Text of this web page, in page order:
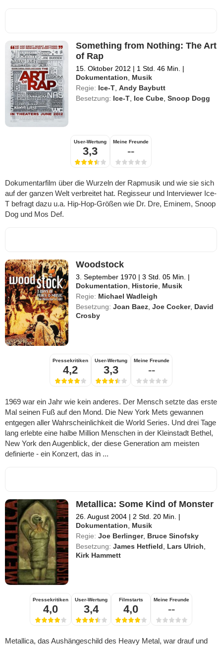
Something from Nothing: The Art
of Rap
15. Oktober 2012 | 1 Std. 46 Min. |
Dokumentation
Musik
Regie: Ice-T ,Andy Baybutt
Besetzung: Ice-T Ice Cube ,Snoop Dogg
User-Wertung
3,3
Meine Freunde
--
Dokumentarfilm über die Wurzeln der Rapmusik und wie sie sich
auf der ganzen Welt verbreitet hat. Regisseur und Interviewer Ice-
T befragt dazu u.a. Hip-Hop-Größen wie Dr. Dre, Eminem, Snoop
Dog und Mos Def.
Woodstock
3. September 1970 | 3 Std. 05 Min. |
Dokumentation
Historie Musik
Regie: Michael Wadleigh
Besetzung: Joan Baez ,Joe Cocker, David
Crosby
Pressekritiken
4,2
User-Wertung
3,3
Meine Freunde
--
1969 war ein Jahr wie kein anderes. Der Mensch setzte das erste
Mal seinen Fuß auf den Mond. Die New York Mets gewannen
entgegen aller Wahrscheinlichkeit die World Series. Und drei Tage
lang erlebte eine halbe Million Menschen in der Kleinstadt Bethel,
New York den Augenblick, der diese Generation am meisten
definierte - ein Konzert, das in ...
Metallica: Some Kind of Monster
26. August 2004 | 2 Std. 20 Min. |
Dokumentation
Musik
Regie: Joe Berlinger, Bruce Sinofsky
Besetzung: James Hetfield Lars Ulrich
Kirk Hammett
Pressekritiken
4,0
User-Wertung
3,4
Filmstarts
4,0
Meine Freunde
--
Metallica, das Aushängeschild des Heavy Metal, war drauf und